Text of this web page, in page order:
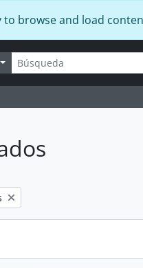
to browse and load
Search options